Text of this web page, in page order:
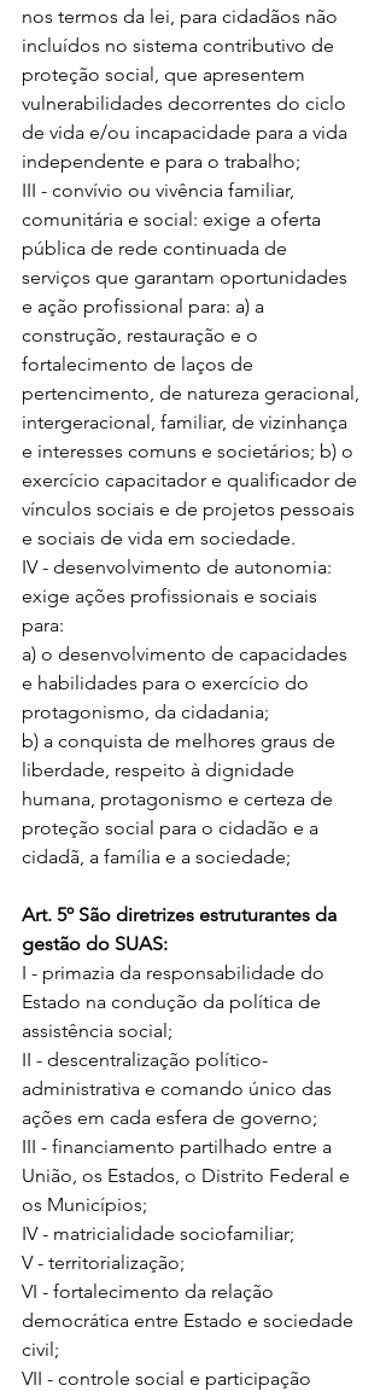
nos termos da lei, para cidadãos não
incluídos no sistema contributivo de
proteção social, que apresentem
vulnerabilidades decorrentes do ciclo
de vida e/ou incapacidade para a vida
independente e para o trabalho;
III - convívio ou vivência familiar,
comunitária e social: exige a oferta
pública de rede continuada de
serviços que garantam oportunidades
e ação profissional para: a) a
construção, restauração e o
fortalecimento de laços de
pertencimento, de natureza geracional,
intergeracional, familiar, de vizinhança
e interesses comuns e societários; b) o
exercício capacitador e qualificador de
vínculos sociais e de projetos pessoais
e sociais de vida em sociedade.
IV - desenvolvimento de autonomia:
exige ações profissionais e sociais
para:
a) o desenvolvimento de capacidades
e habilidades para o exercício do
protagonismo, da cidadania;
b) a conquista de melhores graus de
liberdade, respeito à dignidade
humana, protagonismo e certeza de
proteção social para o cidadão e a
cidadã, a família e a sociedade;
Art. 5º São diretrizes estruturantes da
gestão do SUAS:
I - primazia da responsabilidade do
Estado na condução da política de
assistência social;
II - descentralização político-
administrativa e comando único das
ações em cada esfera de governo;
III - financiamento partilhado entre a
União, os Estados, o Distrito Federal e
os Municípios;
IV - matricialidade sociofamiliar;
V - territorialização;
VI - fortalecimento da relação
democrática entre Estado e sociedade
civil;
VII - controle social e participação